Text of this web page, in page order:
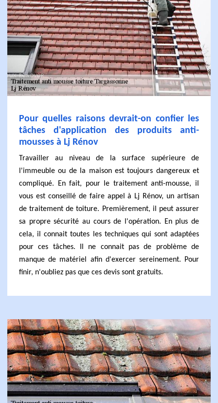
Pour quelles raisons devrait-on confier les
tâches d'application des produits anti-
mousses à Lj Rénov
Travailler au niveau de la surface supérieure de
l'immeuble ou de la maison est toujours dangereux et
compliqué. En fait, pour le traitement anti-mousse, il
vous est conseillé de faire appel à Lj Rénov, un artisan
de traitement de toiture. Premièrement, il peut assurer
sa propre sécurité au cours de l'opération. En plus de
cela, il connait toutes les techniques qui sont adaptées
pour ces tâches. Il ne connait pas de problème de
manque de matériel afin d'exercer sereinement. Pour
finir, n'oubliez pas que ces devis sont gratuits.